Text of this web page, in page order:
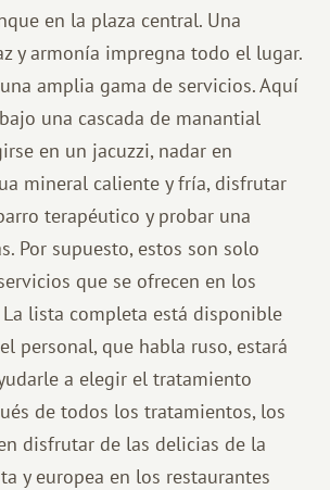
en la plaza central. Una
y armonía impregna todo el lugar.
amplia gama de servicios. Aquí
una cascada de manantial
en un jacuzzi, nadar en
mineral caliente y fría, disfrutar
terapéutico y probar una
Por supuesto, estos son solo
que se ofrecen en los
lista completa está disponible
personal, que habla ruso, estará
a elegir el tratamiento
de todos los tratamientos, los
disfrutar de las delicias de la
y europea en los restaurantes